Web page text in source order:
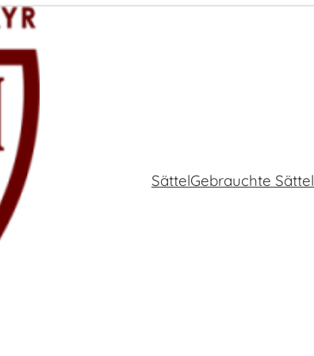
SättelGebrauchte Sättel